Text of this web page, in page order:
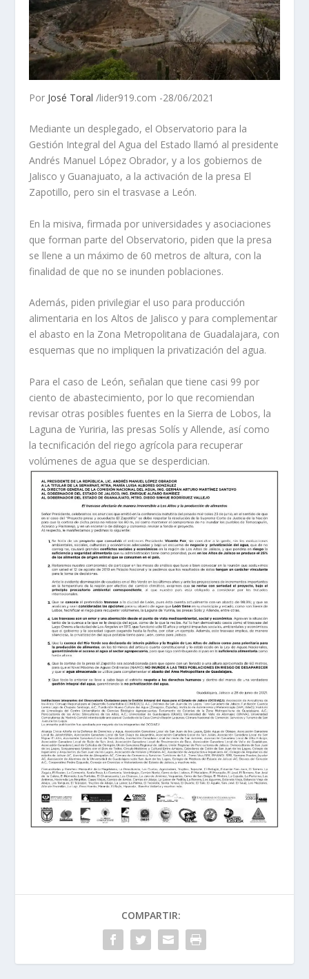
Por José Toral /lider919.com -28/06/2021
Mediante un desplegado, el Observatorio para la
Gestión Integral del Agua del Estado llamó al presidente
Andrés Manuel López Obrador, y a los gobiernos de
Jalisco y Guanajuato, a la activación de la presa El
Zapotillo, pero sin el trasvase a León.
En la misiva, firmada por universidades y asociaciones
que forman parte del Observatorio, piden que la presa
se llene a un máximo de 60 metros de altura, con la
finalidad de que no se inunden poblaciones.
Además, piden privilegiar el uso para producción
alimentaria en los Altos de Jalisco y para complementar
el abasto en la Zona Metropolitana de Guadalajara, con
esquemas que no impliquen la privatización del agua.
Para el caso de León, señalan que tiene casi 99 por
ciento de abastecimiento, por lo que recomiendan
revisar otras posibles fuentes en la Sierra de Lobos, la
Laguna de Yuriria, las presas Solís y Allende, así como
la tecnificación del riego agrícola para recuperar
volúmenes de agua que se desperdician.
COMPARTIR: